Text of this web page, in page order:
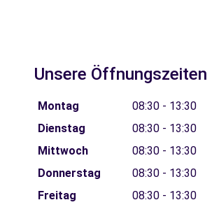
Unsere Öffnungszeiten
Montag
08:30 - 13:30
Dienstag
08:30 - 13:30
Mittwoch
08:30 - 13:30
Donnerstag
08:30 - 13:30
Freitag
08:30 - 13:30